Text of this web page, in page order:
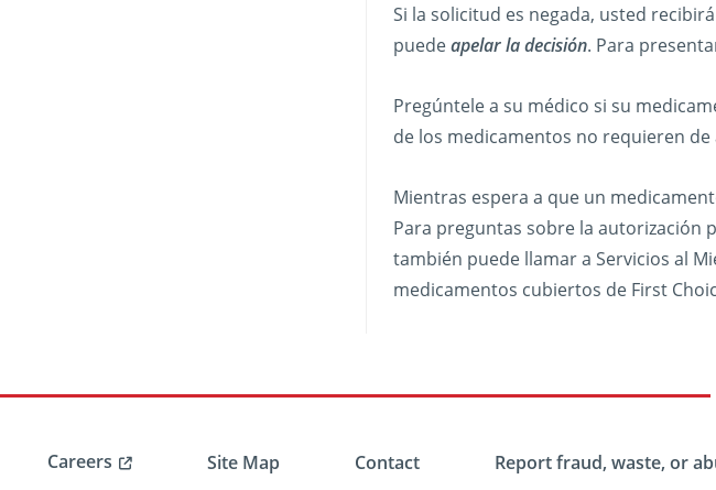
Si la solicitud es negada, usted
puedeapelar la decisión. Para
Pregúntele a su médico si su
de los medicamentos no requieren
Mientras espera a que un
Para preguntas sobre la autorización
también puede llamar a Servicios al
medicamentos cubiertos de First
Careers Site Map Contact Report fraud, waste, or